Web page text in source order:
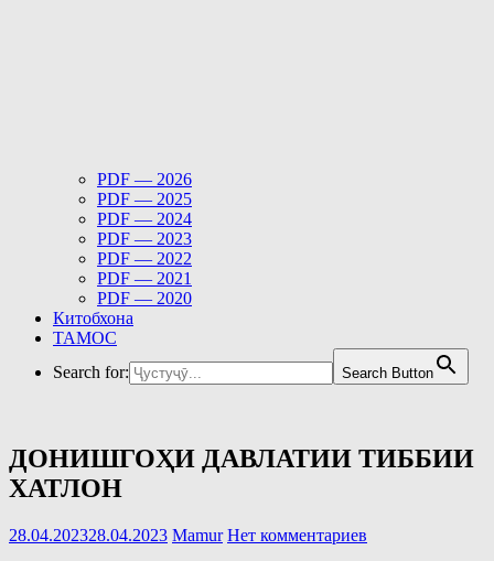
PDF — 2026
PDF — 2025
PDF — 2024
PDF — 2023
PDF — 2022
PDF — 2021
PDF — 2020
Китобхона
ТАМОС
Search for:
Search Button
ДОНИШГОҲИ ДАВЛАТИИ ТИББИИ
ХАТЛОН
28.04.202328.04.2023 Mamur Нет комментариев